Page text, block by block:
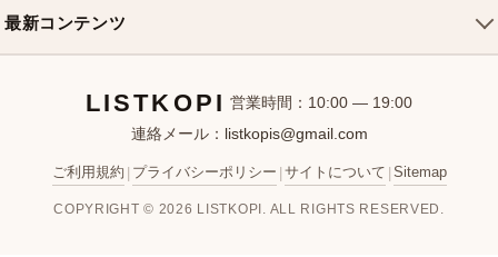
お問い合わせ
ミニバッグ
バケットバッグ
ディオールバッグ
最新コンテンツ
新着アイテム
ブランドカテゴリ
お客様レビュー
LISTKOPI 営業時間：10:00 — 19:00
連絡メール： listkopis@gmail.com
ご利用規約 プライバシーポリシー サイトについて Sitemap
COPYRIGHT © 2026 LISTKOPI. ALL RIGHTS RESERVED.